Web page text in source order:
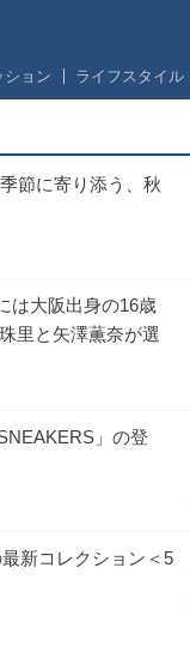
ション ライフスタイル
節に寄り添う、秋
は大阪出身の16歳
里と矢澤薫奈が選
」の登
新コレクション＜5